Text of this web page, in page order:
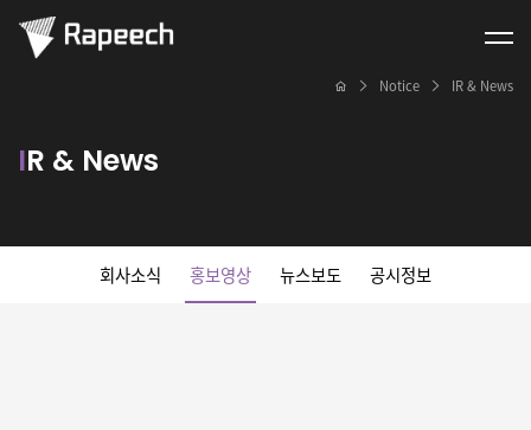
IR & News
Notice IR & News
회사소식 홍보영상 뉴스보도 공시정보